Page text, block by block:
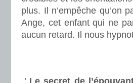
plus. Il n’empêche qu’on
Ange, cet enfant qui ne
aucun retard. Il nous
Le secret de